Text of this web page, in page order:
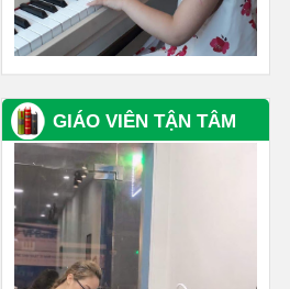
GIÁO VIÊN TẬN TÂM